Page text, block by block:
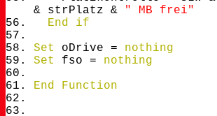
& strPlatz &
" MB frei"
End
if
Set
oDrive = nothing
Set
fso = nothing
End
Function